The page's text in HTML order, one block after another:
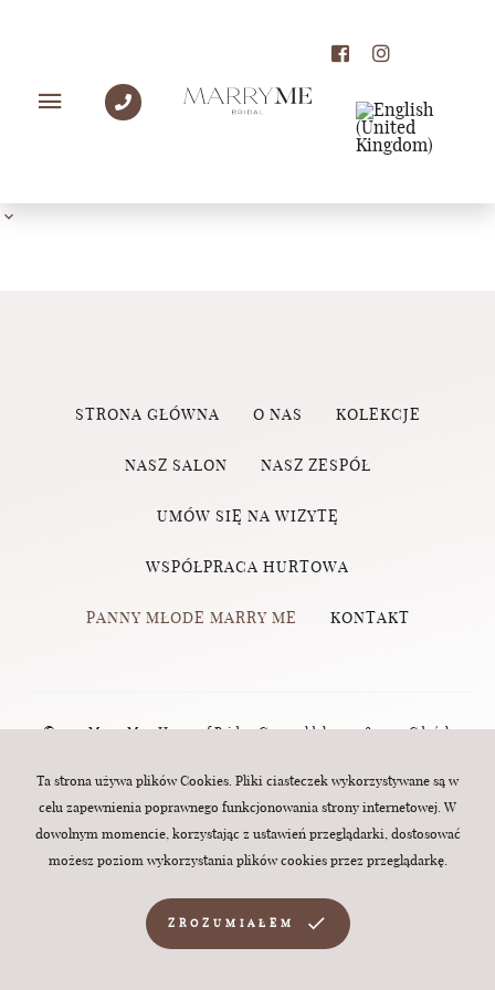
PANNY MŁODE MARRY
STRONA GŁÓWNA O NAS KOLEKCJE
NASZ SALON NASZ ZESPÓŁ
UMÓW SIĘ NA WIZYTĘ
WSPÓŁPRACA HURTOWA
PANNY MŁODE MARRY ME KONTAKT
© 2023 Marry Me - House of Brides, Grunwaldzka 124, 80-244 Gdańsk
570 760 320 | e-mail: biuro@marry-me.com.pl
reserved. Webdesign:MINT
Ta strona używa plików Cookies. Pliki ciasteczek wykorzystywane są w
celu zapewnienia poprawnego funkcjonowania strony internetowej. W
dowolnym momencie, korzystając z ustawień przeglądarki, dostosować
możesz poziom wykorzystania plików cookies przez przeglądarkę.
ZROZUMIAŁEM